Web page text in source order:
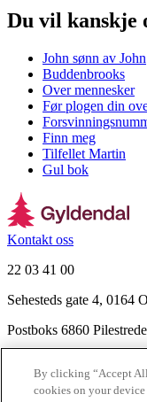
Du vil kanskje
John sønn av John
Buddenbrooks
Over mennesker
Før plogen din
Finn meg
Tilfellet Martin
Gul bok
Kontakt oss
22 03 41 00
Sehesteds gate 4, 0164
Postboks 6860
Nyhetsbrev
By clicking “Accept
cookies on your